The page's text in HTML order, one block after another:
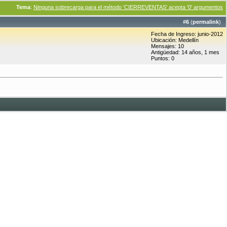
Tema: Ninguna sobrecarga para el método 'CIERREVENTAS' acepta '0' argumentos
#6 (permalink)
Fecha de Ingreso: junio-2012
Ubicación: Medellín
Mensajes: 10
Antigüedad: 14 años, 1 mes
Puntos: 0